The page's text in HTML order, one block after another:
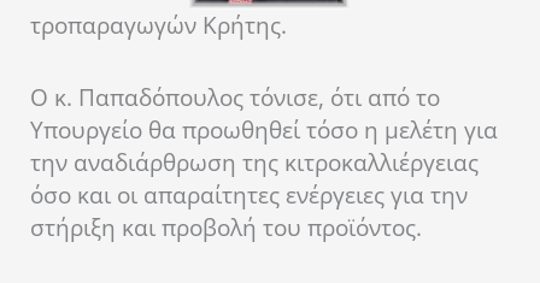
τροπαραγωγών Κρήτης.
Ο κ. Παπαδόπουλος τόνισε, ότι από το
Υπουργείο θα προωθηθεί τόσο η μελέτη για
την αναδιάρθρωση της κιτροκαλλιέργειας
όσο και οι απαραίτητες ενέργειες για την
στήριξη και προβολή του προϊόντος.